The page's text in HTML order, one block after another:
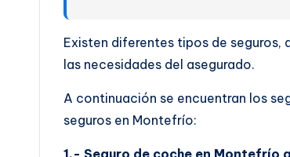
Existen diferentes tipos de
las necesidades del asegurado.
A continuación se encuentran los
seguros en Montefrío: